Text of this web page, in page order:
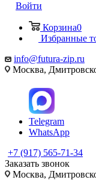
Войти
Корзина0
Избранные
info@futura-zip.ru
Москва,
Telegram
WhatsApp
+7 (917) 565-71-34
Заказать звонок
Москва,